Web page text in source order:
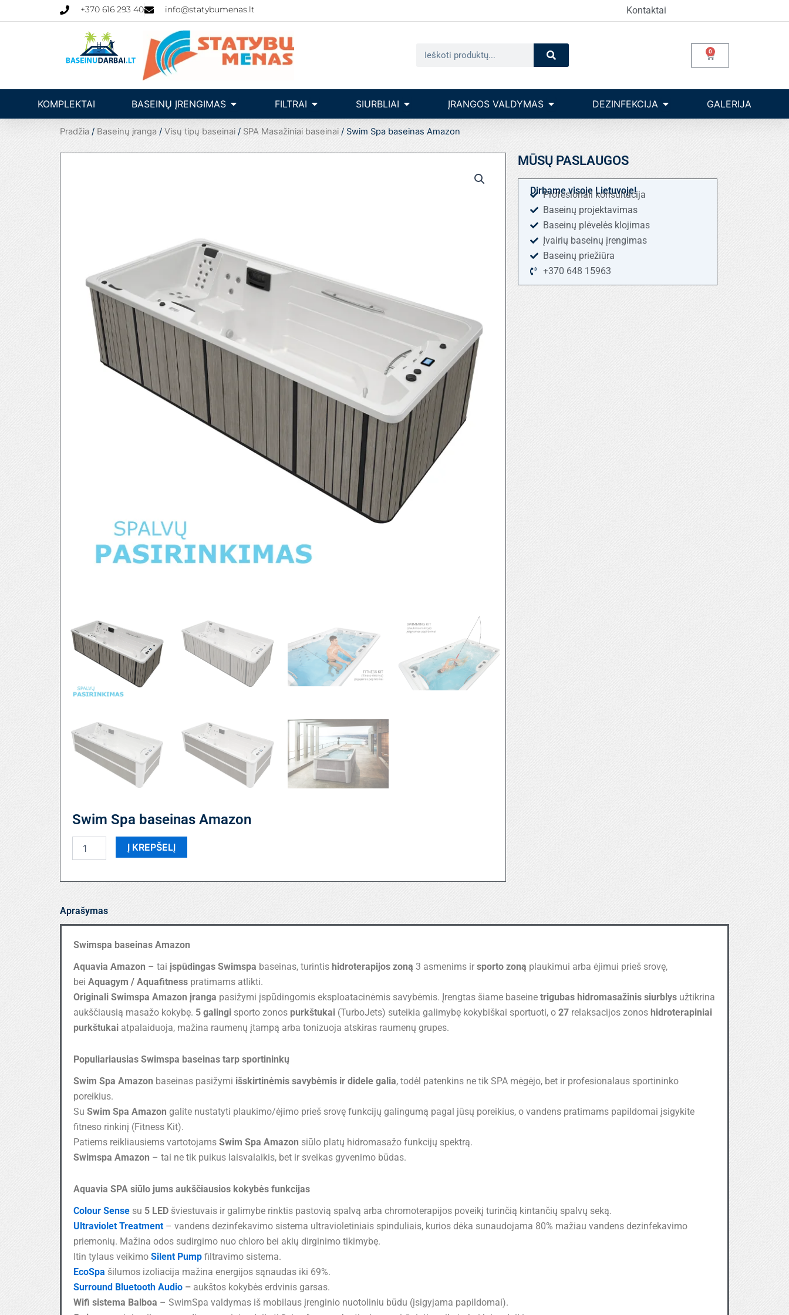
prie
+370 616 293 40 info@statybumenas.lt Kontaktai
Search 0
Cart
KOMPLEKTAI BASEINŲ ĮRENGIMAS Open Baseinų įrengimas
FILTRAI Open filtraiSIURBLIAI Open siurbliaiĮRANGOS VALDYMAS Open Įrangos valdymas
DEZINFEKCIJA Open dezinfekcija
GALERIJA
Pradžia / Baseinų įranga / Visų tipų baseinai / SPA Masažiniai baseinai / Swim Spa baseinas Amazon
Swim Spa baseinas Amazon
kiekis:
Į KREPŠELĮ
MŪSŲ PASLAUGOS
Dirbame visoje Lietuvoje!
Profesionali konsultacija
Baseinų projektavimas
Baseinų plėvelės klojimas
Įvairių baseinų įrengimas
Baseinų priežiūra
+370 648 15963
Aprašymas
Swimspa baseinas Amazon
Aquavia Amazon – tai įspūdingas Swimspa baseinas, turintis hidroterapijos zoną 3 asmenims ir sporto zoną plaukimui arba ėjimui prieš srovę,
bei Aquagym / Aquafitness pratimams atlikti.
Originali Swimspa Amazon įranga pasižymi įspūdingomis eksploatacinėmis savybėmis. Įrengtas šiame baseine trigubas hidromasažinis siurblys užtikrina
aukščiausią masažo kokybę. 5 galingi sporto zonos purkštukai (TurboJets) suteikia galimybę kokybiškai sportuoti, o 27 relaksacijos zonos hidroterapiniai
purkštukai atpalaiduoja, mažina raumenų įtampą arba tonizuoja atskiras raumenų grupes.
Populiariausias Swimspa baseinas tarp sportininkų
Swim Spa Amazon baseinas pasižymi išskirtinėmis savybėmis ir didele galia, todėl patenkins ne tik SPA mėgėjo, bet ir profesionalaus sportininko
poreikius.
Su Swim Spa Amazon galite nustatyti plaukimo/ėjimo prieš srovę funkcijų galingumą pagal jūsų poreikius, o vandens pratimams papildomai įsigykite
fitneso rinkinį (Fitness Kit).
Patiems reikliausiems vartotojams Swim Spa Amazon siūlo platų hidromasažo funkcijų spektrą.
Swimspa Amazon – tai ne tik puikus laisvalaikis, bet ir sveikas gyvenimo būdas.
Aquavia SPA siūlo jums aukščiausios kokybės funkcijas
Colour Sense su 5 LED šviestuvais ir galimybe rinktis pastovią spalvą arba chromoterapijos poveikį turinčią kintančių spalvų seką.
Ultraviolet Treatment – vandens dezinfekavimo sistema ultravioletiniais spinduliais, kurios dėka sunaudojama 80% mažiau vandens dezinfekavimo
priemonių. Mažina odos sudirgimo nuo chloro bei akių dirginimo tikimybę.
Itin tylaus veikimo Silent Pump filtravimo sistema.
EcoSpa šilumos izoliacija mažina energijos sąnaudas iki 69%.
Surround Bluetooth Audio – aukštos kokybės erdvinis garsas.
Wifi sistema Balboa – SwimSpa valdymas iš mobilaus įrenginio nuotoliniu būdu (įsigyjama papildomai).